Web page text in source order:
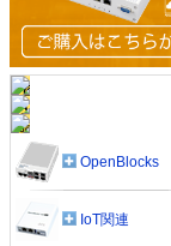
OpenBlocks
IoT関連